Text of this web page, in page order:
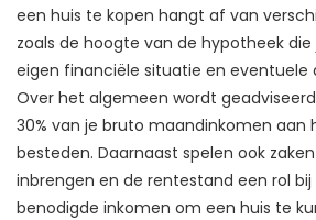
een huis te kopen hangt af van
zoals de hoogte van de hypotheek
eigen financiële situatie en eventuele
Over het algemeen wordt
30% van je bruto maandinkomen aan
besteden. Daarnaast spelen ook
inbrengen en de rentestand een rol
benodigde inkomen om een huis te